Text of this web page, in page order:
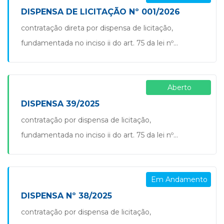
nº 008.2026 | parecer nº 009.2026 | parecer nº
010.2026 | parecer nº 011.2026 | parecer nº
012.2026 | parecer nº […]
DISPENSA DE LICITAÇÃO Nº 001/2026
contratação direta por dispensa de licitação,
fundamentada no inciso ii do art. 75 da lei nº
especializada para realização de pesquisa de opinião
pertencimento do município de são jorge d’oeste
para a jurisdição da comarca de dois vizinhos/pr, com
abordagem quantitativa, compreendendo o […]
Aberto
DISPENSA 39/2025
contratação por dispensa de licitação,
fundamentada no inciso ii do art. 75 da lei nº
fornecimento de vacinas e produtos para
operacionalização do programa permanente de
esterilização cirúrgica de cães e gatos (castrapet),
em atendimento ao convênio nº 094/2025,
Em Andamento
DISPENSA Nº 38/2025
contratação por dispensa de licitação,